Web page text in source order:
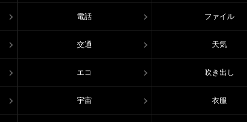
電話 ファイル
交通 天気
エコ 吹き出し
宇宙 衣服